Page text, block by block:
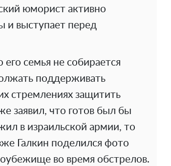
юморист активно
и выступает перед
семья не собирается
поддерживать
стремлениях защитить
заявил, что готов был бы
в израильской армии, то
Галкин поделился фото
во время обстрелов.